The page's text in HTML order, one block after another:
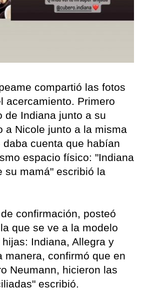
compartió las fotos
acercamiento. Primero
de Indiana junto a su
a Nicole junto a la misma
daba cuenta que habían
espacio físico: "Indiana
su mamá" escribió la
confirmación, posteó
que se ve a la modelo
Indiana, Allegra y
manera, confirmó que en
Neumann, hicieron las
escribió.